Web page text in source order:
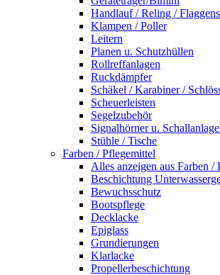
Handlauf / Reling /
Klampen / Poller
Leitern
Planen u. Schutzhüllen
Rollreffanlagen
Ruckdämpfer
Schäkel / Karabiner /
Scheuerleisten
Segelzubehör
Signalhörner u.
Stühle / Tische
Farben / Pflegemittel
Alles anzeigen aus Farben /
Beschichtung
Bewuchsschutz
Bootspflege
Decklacke
Epiglass
Grundierungen
Klarlacke
Propellerbeschichtung